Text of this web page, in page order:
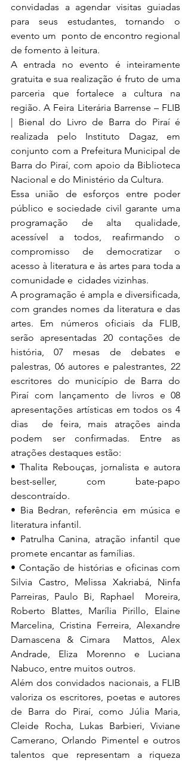
convidadas a agendar visitas guiadas
para seus estudantes, tornando o
evento um  ponto de encontro regional
de fomento à leitura.
A entrada no evento é inteiramente
gratuita e sua realização é fruto de uma
parceria que fortalece a cultura na
região. A Feira Literária Barrense – FLIB
| Bienal do Livro de Barra do Piraí é
realizada pelo Instituto Dagaz, em
conjunto com a Prefeitura Municipal de
Barra do Piraí, com apoio da Biblioteca
Nacional e do Ministério da Cultura.
Essa união de esforços entre poder
público e sociedade civil garante uma
programação de alta qualidade,
acessível a todos, reafirmando o
compromisso de democratizar o
acesso à literatura e às artes para toda a
comunidade e  cidades vizinhas.
A programação é ampla e diversificada,
com grandes nomes da literatura e das
artes. Em números oficiais da FLIB,
serão apresentadas 20 contações de
história, 07 mesas de debates e
palestras, 06 autores e palestrantes, 22
escritores do município de Barra do
Piraí com lançamento de livros e 08
apresentações artísticas em todos os 4
dias  de feira, mais atrações ainda
podem ser confirmadas. Entre as
atrações destaques estão:
• Thalita Rebouças, jornalista e autora
best-seller, com bate-papo
descontraído.
• Bia Bedran, referência em música e
literatura infantil.
• Patrulha Canina, atração infantil que
promete encantar as famílias.
• Contação de histórias e oficinas com
Silvia Castro, Melissa Xakriabá, Ninfa
Parreiras, Paulo Bi, Raphael  Moreira,
Roberto Blattes, Marília Pirillo, Elaine
Marcelina, Cristina Ferreira, Alexandre
Damascena & Cimara  Mattos, Alex
Andrade, Eliza Morenno e Luciana
Nabuco, entre muitos outros.
Além dos convidados nacionais, a FLIB
valoriza os escritores, poetas e autores
de Barra do Piraí, como Júlia Maria,
Cleide Rocha, Lukas Barbieri, Viviane
Camerano, Orlando Pimentel e outros
talentos que representam a riqueza